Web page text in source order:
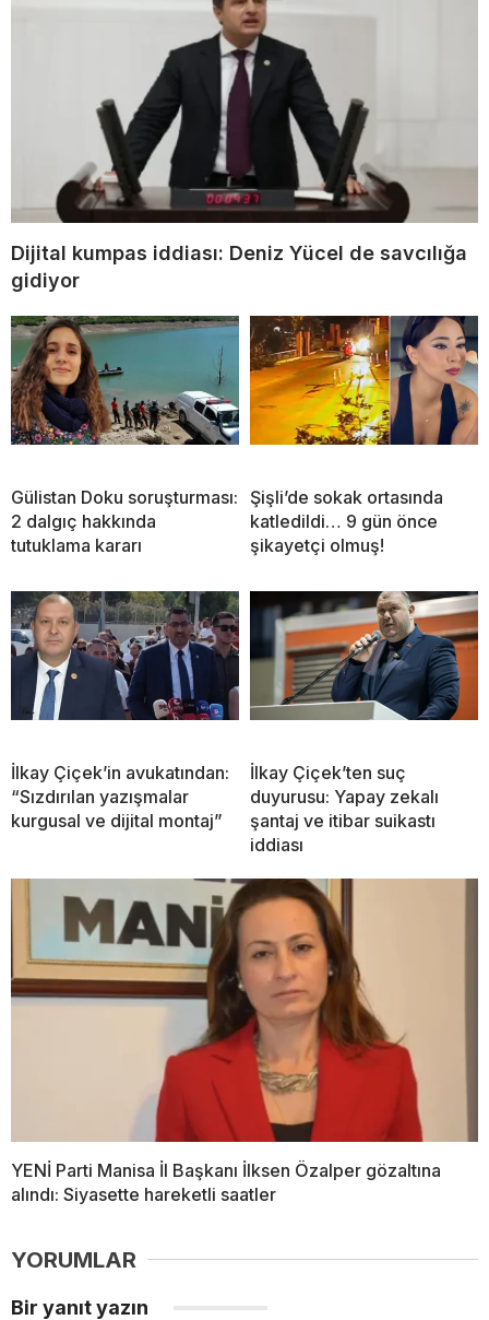
Dijital kumpas iddiası: Deniz Yücel de savcılığa
gidiyor
Gülistan Doku soruşturması:
2 dalgıç hakkında
tutuklama kararı
Şişli’de sokak ortasında
katledildi… 9 gün önce
şikayetçi olmuş!
İlkay Çiçek’in avukatından:
“Sızdırılan yazışmalar
kurgusal ve dijital montaj”
İlkay Çiçek’ten suç
duyurusu: Yapay zekalı
şantaj ve itibar suikastı
iddiası
YENİ Parti Manisa İl Başkanı İlksen Özalper gözaltına
alındı: Siyasette hareketli saatler
YORUMLAR
Bir yanıt yazın